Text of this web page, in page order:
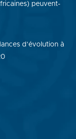
peuvent-
d’évolution à